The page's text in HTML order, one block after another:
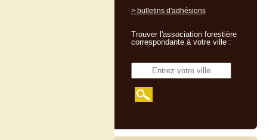
> bulletins d'adhésions
Trouver l'association forestière
correspondante à votre ville :